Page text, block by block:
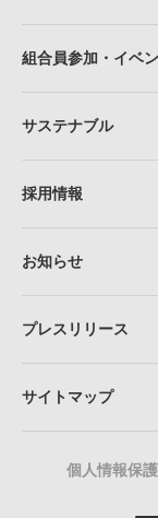
組合員参加・イベ
サステナブル
採用情報
お知らせ
プレスリリース
サイトマップ
個人情報保